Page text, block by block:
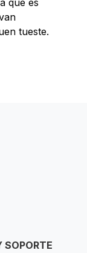
que es
tueste.
SOPORTE